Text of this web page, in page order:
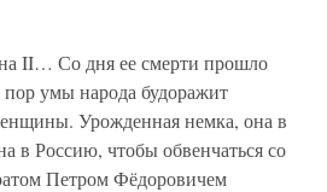
II… Со дня ее смерти прошло
пор умы народа будоражит
Урожденная немка, она в
в Россию, чтобы обвенчаться со
Петром Фёдоровичем